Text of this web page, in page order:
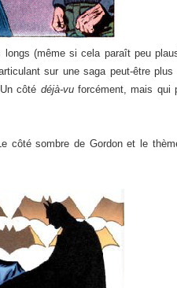
(même si cela paraît peu
sur une saga peut-être
côté déjà-vuforcément, mais qui
côté sombre de Gordon et le